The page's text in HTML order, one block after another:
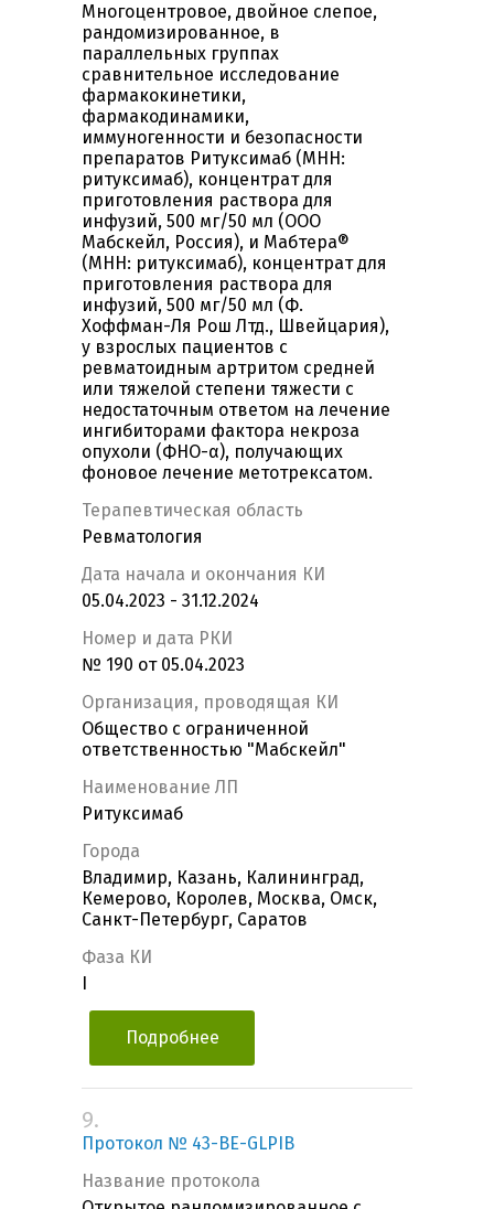
Многоцентровое, двойное слепое,
рандомизированное, в
параллельных группах
сравнительное исследование
фармакокинетики,
фармакодинамики,
иммуногенности и безопасности
препаратов Ритуксимаб (МНН:
ритуксимаб), концентрат для
приготовления раствора для
инфузий, 500 мг/50 мл (ООО
Мабскейл, Россия), и Мабтера®
(МНН: ритуксимаб), концентрат для
приготовления раствора для
инфузий, 500 мг/50 мл (Ф.
Хоффман-Ля Рош Лтд., Швейцария),
у взрослых пациентов с
ревматоидным артритом средней
или тяжелой степени тяжести с
недостаточным ответом на лечение
ингибиторами фактора некроза
опухоли (ФНО-α), получающих
фоновое лечение метотрексатом.
Терапевтическая область
Ревматология
Дата начала и окончания КИ
05.04.2023 - 31.12.2024
Номер и дата РКИ
№ 190 от 05.04.2023
Организация, проводящая КИ
Общество с ограниченной
ответственностью "Мабскейл"
Наименование ЛП
Ритуксимаб
Города
Владимир, Казань, Калининград,
Кемерово, Королев, Москва, Омск,
Санкт-Петербург, Саратов
Фаза КИ
Подробнее
9.
Протокол № 43-BE-GLPIB
Название протокола